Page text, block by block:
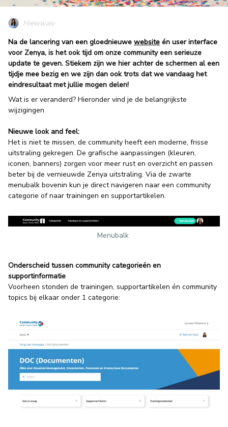
Hiewwaiy
Na de lancering van een gloednieuwe website én user interface
voor Zenya, is het ook tijd om onze community een serieuze
update te geven. Stiekem zijn we hier achter de schermen al een
tijdje mee bezig en we zijn dan ook trots dat we vandaag het
eindresultaat met jullie mogen delen!
Wat is er veranderd? Hieronder vind je de belangrijkste
wijzigingen
Nieuwe look and feel:
Het is niet te missen, de community heeft een moderne, frisse
uitstraling gekregen. De grafische aanpassingen (kleuren,
iconen, banners) zorgen voor meer rust en overzicht en passen
beter bij de vernieuwde Zenya uitstraling. Via de zwarte
menubalk bovenin kun je direct navigeren naar een community
categorie of naar trainingen en supportartikelen.
Menubalk
Onderscheid tussen community categorieën en
supportinformatie
Voorheen stonden de trainingen, supportartikelen én community
topics bij elkaar onder 1 categorie: